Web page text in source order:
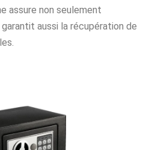
assure non seulement
aussi la récupération de